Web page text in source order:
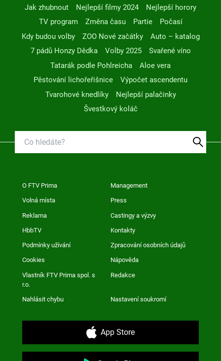
Jak zhubnout Nejlepší filmy 2024
Nejlepší horory
TV program
Změna času Partie
Počasí
Kdy budou volby
ZOO Nové začátky
Auto – katalog
7 pádů Honzy Dědka
Volby 2025
Svařené víno
Tatarák podle Pohlreicha
Aloe vera
Pěstování lichořeřišnice
Výpočet ascendentu
Tvarohové knedlíky
Nejlepší palačinky
Švestkový koláč
O FTV Prima Management
Volná místa Press
Reklama Castingy a výzvy
HbbTV Kontakty
Podmínky užívání Zpracování osobních údajů
Cookies Nápověda
Vlastník FTV Prima spol. s
r.o.
Redakce
Nahlásit chybu Nastavení soukromí
App Store